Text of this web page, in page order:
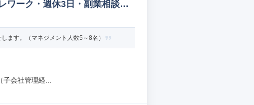
ワーク・週休3日・副業相談OK
ます。（マネジメント人数5～8名）
会社管理経...